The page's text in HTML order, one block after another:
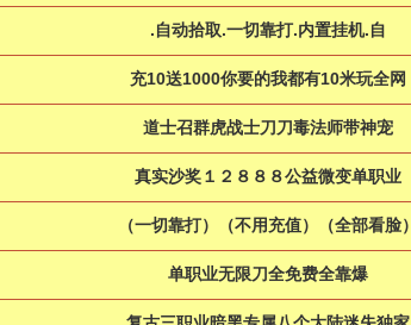
.自动拾取.一切靠打.内置挂机.自
充10送1000你要的我都有10米玩全网
道士召群虎战士刀刀毒法师带神宠
真实沙奖１２８８８公益微变单职业
（一切靠打）（不用充值）（全部看脸）
单职业无限刀全免费全靠爆